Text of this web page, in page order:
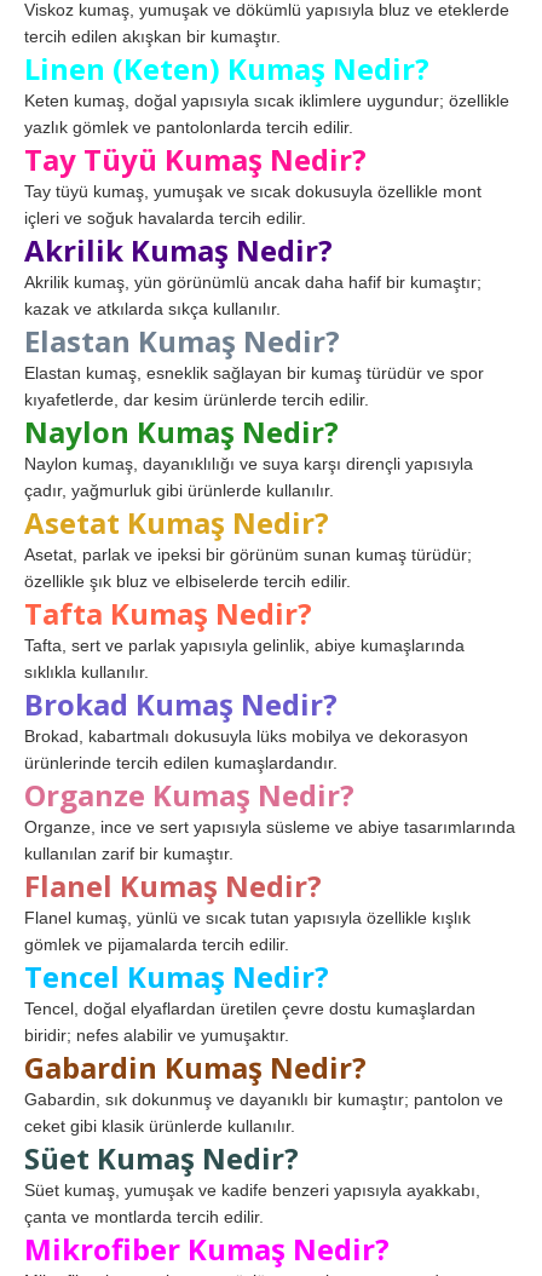
Viskoz kumaş, yumuşak ve dökümlü yapısıyla bluz ve eteklerde
tercih edilen akışkan bir kumaştır.
Linen (Keten) Kumaş Nedir?
Keten kumaş, doğal yapısıyla sıcak iklimlere uygundur; özellikle
yazlık gömlek ve pantolonlarda tercih edilir.
Tay Tüyü Kumaş Nedir?
Tay tüyü kumaş, yumuşak ve sıcak dokusuyla özellikle mont
içleri ve soğuk havalarda tercih edilir.
Akrilik Kumaş Nedir?
Akrilik kumaş, yün görünümlü ancak daha hafif bir kumaştır;
kazak ve atkılarda sıkça kullanılır.
Elastan Kumaş Nedir?
Elastan kumaş, esneklik sağlayan bir kumaş türüdür ve spor
kıyafetlerde, dar kesim ürünlerde tercih edilir.
Naylon Kumaş Nedir?
Naylon kumaş, dayanıklılığı ve suya karşı dirençli yapısıyla
çadır, yağmurluk gibi ürünlerde kullanılır.
Asetat Kumaş Nedir?
Asetat, parlak ve ipeksi bir görünüm sunan kumaş türüdür;
özellikle şık bluz ve elbiselerde tercih edilir.
Tafta Kumaş Nedir?
Tafta, sert ve parlak yapısıyla gelinlik, abiye kumaşlarında
sıklıkla kullanılır.
Brokad Kumaş Nedir?
Brokad, kabartmalı dokusuyla lüks mobilya ve dekorasyon
ürünlerinde tercih edilen kumaşlardandır.
Organze Kumaş Nedir?
Organze, ince ve sert yapısıyla süsleme ve abiye tasarımlarında
kullanılan zarif bir kumaştır.
Flanel Kumaş Nedir?
Flanel kumaş, yünlü ve sıcak tutan yapısıyla özellikle kışlık
gömlek ve pijamalarda tercih edilir.
Tencel Kumaş Nedir?
Tencel, doğal elyaflardan üretilen çevre dostu kumaşlardan
biridir; nefes alabilir ve yumuşaktır.
Gabardin Kumaş Nedir?
Gabardin, sık dokunmuş ve dayanıklı bir kumaştır; pantolon ve
ceket gibi klasik ürünlerde kullanılır.
Süet Kumaş Nedir?
Süet kumaş, yumuşak ve kadife benzeri yapısıyla ayakkabı,
çanta ve montlarda tercih edilir.
Mikrofiber Kumaş Nedir?